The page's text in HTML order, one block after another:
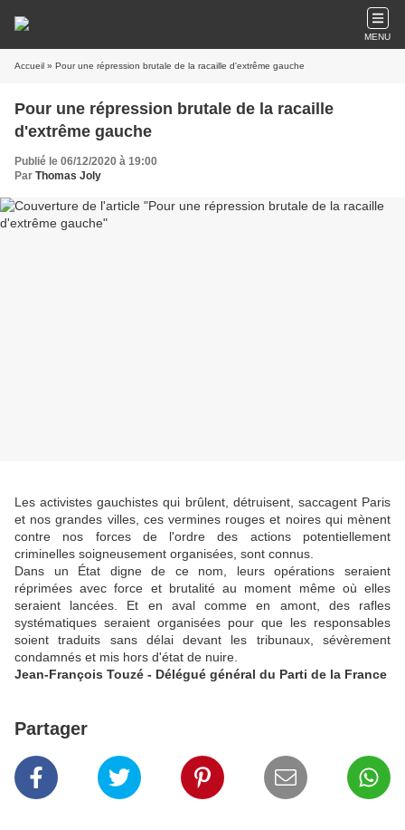
MENU
Accueil » Pour une répression brutale de la racaille d'extrême gauche
Pour une répression brutale de la racaille
d'extrême gauche
Publié le 06/12/2020 à 19:00
Par Thomas Joly
Les activistes gauchistes qui brûlent, détruisent, saccagent Paris
et nos grandes villes, ces vermines rouges et noires qui mènent
contre nos forces de l'ordre des actions potentiellement
criminelles soigneusement organisées, sont connus.
Dans un État digne de ce nom, leurs opérations seraient
réprimées avec force et brutalité au moment même où elles
seraient lancées. Et en aval comme en amont, des rafles
systématiques seraient organisées pour que les responsables
soient traduits sans délai devant les tribunaux, sévèrement
condamnés et mis hors d'état de nuire.
Jean-François Touzé - Délégué général du Parti de la France
Partager